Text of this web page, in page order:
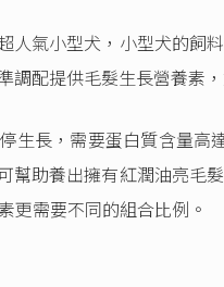
人氣小型犬，小型犬的飼
調配提供毛髮生長營養素
生長，需要蛋白質含量
幫助養出擁有紅潤油亮毛
更需要不同的組合比例。